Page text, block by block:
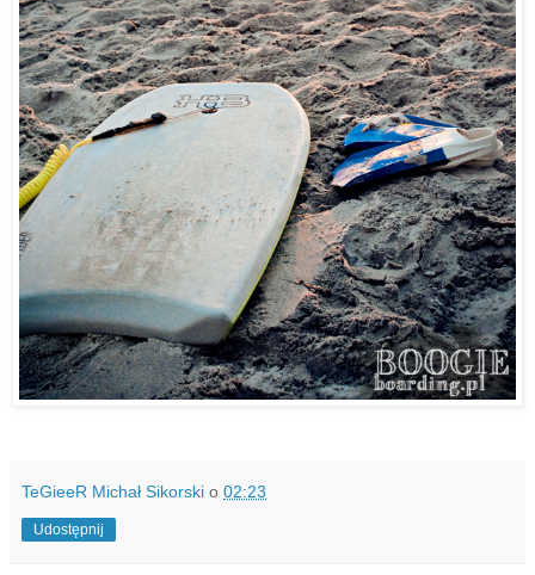
TeGieeR Michał Sikorski o 02:23
Udostępnij